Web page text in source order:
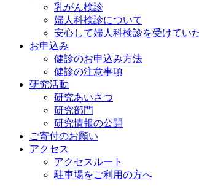
乳がん検診
婦人科検診について
安心して婦人科検診を受けてい
お申込み
健診のお申込み方法
健診の注意事項
研究活動
研究あいさつ
研究部門
研究情報の公開
ご寄付のお願い
アクセス
アクセスルート
駐車場をご利用の方へ